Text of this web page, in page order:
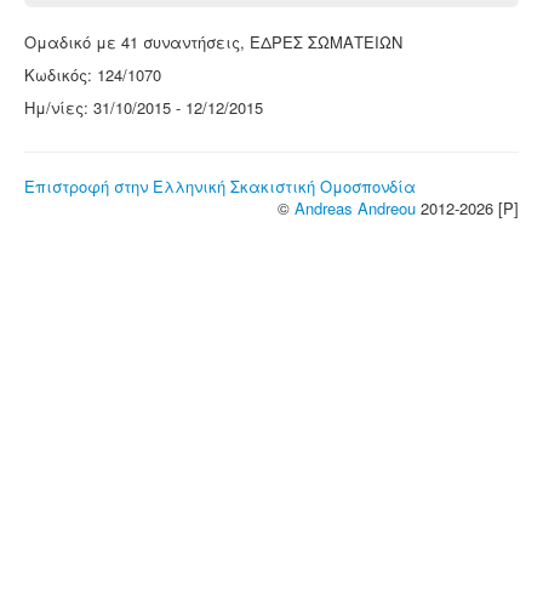
Ομαδικό με 41 συναντήσεις, ΕΔΡΕΣ ΣΩΜΑΤΕΙΩΝ
Κωδικός: 124/1070
Ημ/νίες: 31/10/2015 - 12/12/2015
Επιστροφή στην Ελληνική Σκακιστική Ομοσπονδία
© Andreas Andreou 2012-2026 [P]